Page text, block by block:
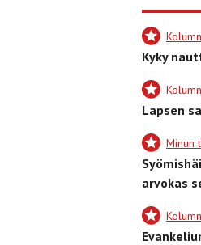
Kyky
Lapsen
Minun
arvokas